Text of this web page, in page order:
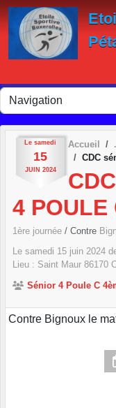
Le samedi
15
JUIN 2024
Accueil
CDC
4 POULE
1ère journée / Contre
Le samedi 15 juin 2024
Lieu : Saint Maur 86170
Sénior 4 Poule C
Contre Bignoux le
Panneau de gestion